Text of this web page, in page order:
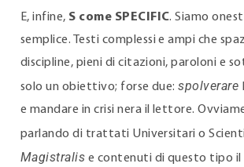
E, infine, S come SPECIFIC. Siamo
semplice. Testi complessi e ampi che
discipline, pieni di citazioni, paroloni e
solo un obiettivo; forse due:spolverare
e mandare in crisi nera il lettore.
parlando di trattati Universitari o
Magistralis e contenuti di questo tipo